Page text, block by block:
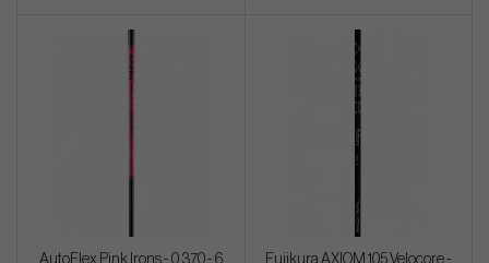
AutoFlex Pink Irons - 0.370 - 6
Fujikura AXIOM 105 Velocore -